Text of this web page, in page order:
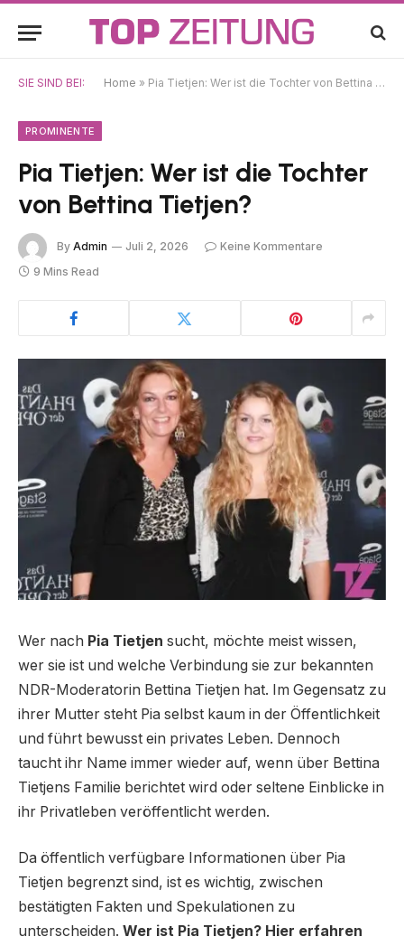
SIE SIND BEI: Home » Pia Tietjen: Wer ist die Tochter von Bettina Tietjen?
PROMINENTE
Pia Tietjen: Wer ist die Tochter
von Bettina Tietjen?
By Admin Juli 2, 2026
Keine Kommentare
9 Mins Read
Wer nach Pia Tietjen sucht, möchte meist wissen,
wer sie ist und welche Verbindung sie zur bekannten
NDR-Moderatorin Bettina Tietjen hat. Im Gegensatz zu
ihrer Mutter steht Pia selbst kaum in der Öffentlichkeit
und führt bewusst ein privates Leben. Dennoch
taucht ihr Name immer wieder auf, wenn über Bettina
Tietjens Familie berichtet wird oder seltene Einblicke in
ihr Privatleben veröffentlicht werden.
Da öffentlich verfügbare Informationen über Pia
Tietjen begrenzt sind, ist es wichtig, zwischen
bestätigten Fakten und Spekulationen zu
unterscheiden. Wer ist Pia Tietjen? Hier erfahren